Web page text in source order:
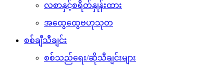
လစာနှင့်စရိတ်နှုန်းထား
အထွေထွေဗဟုသုတ
စစ်ချီသီချင်း
စစ်သည်ရေး/ဆိုသီချင်းများ